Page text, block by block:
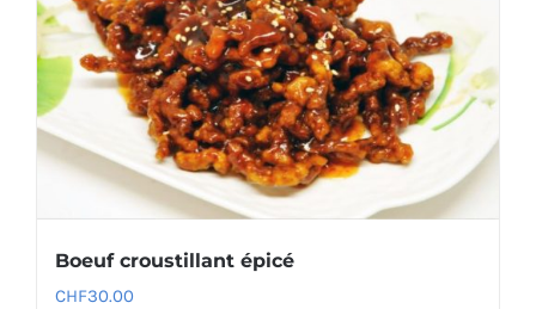
Boeuf croustillant épicé
CHF30.00